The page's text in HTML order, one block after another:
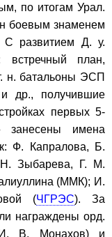
по итогам Урал.
боевым знаменем
С развитием Д. у.
встречный план,
н. батальоны ЭСП
и др., получившие
первых 5-
занесены имена
Ф. Капралова, Б.
Зыбарева, Г. М.
(ММК); И.
(ЧГРЭС). За
награждены орд.
В. Монахов) и